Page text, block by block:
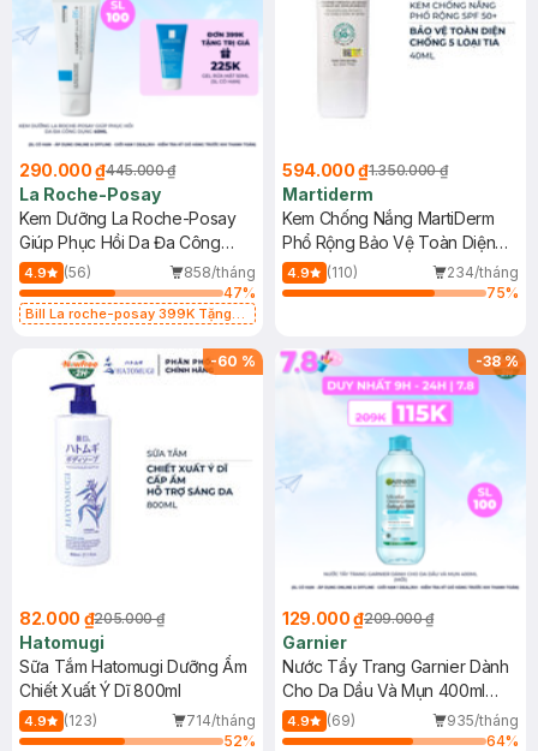
290.000 ₫445.000 ₫
La Roche-Posay
Kem Dưỡng La Roche-Posay
Giúp Phục Hồi Da Đa Công
Dụng 40ml
4.9 (56)
858/tháng
47%
Bill La roche-posay 399K Tặng
(SL có hạn)
594.000 ₫1.350.000 ₫
Martiderm
Kem Chống Nắng MartiDerm
Phổ Rộng Bảo Vệ Toàn Diện
40ml
4.9 (110)
234/tháng
75%
-60 %
82.000 ₫205.000 ₫
Hatomugi
Sữa Tắm Hatomugi Dưỡng Ẩm
Chiết Xuất Ý Dĩ 800ml
4.9 (123)
714/tháng
52%
-38%
129.000 ₫209.000 ₫
Garnier
Nước Tẩy Trang Garnier Dành
Cho Da Dầu Và Mụn 400ml
(Mới)
4.9 (69)
935/tháng
64%